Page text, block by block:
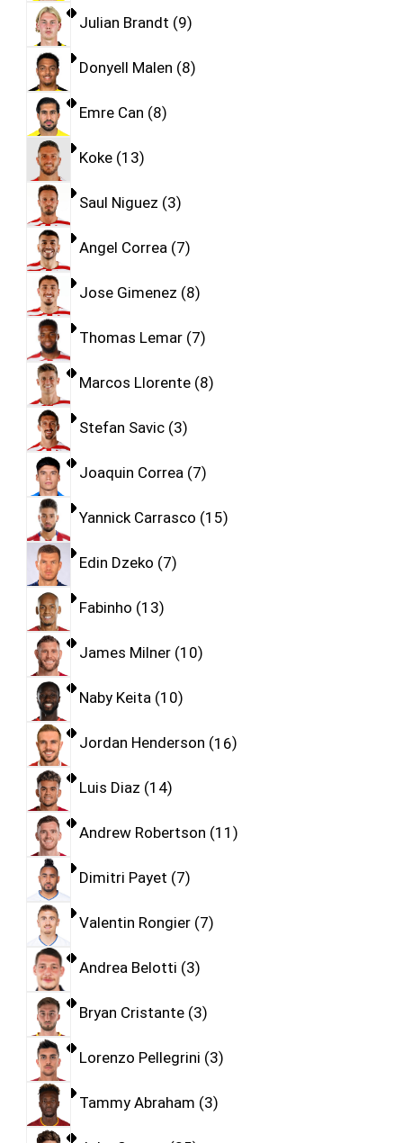
Julian Brandt 9
Donyell Malen 8
Emre Can 8
Koke 13
Saul Niguez 3
Angel Correa 7
Jose Gimenez 8
Thomas Lemar 7
Marcos Llorente 8
Stefan Savic 3
Joaquin Correa 7
Yannick Carrasco 15
Edin Dzeko 7
Fabinho 13
James Milner 10
Naby Keita 10
Jordan Henderson 16
Luis Diaz 14
Andrew Robertson 11
Dimitri Payet 7
Valentin Rongier 7
Andrea Belotti 3
Bryan Cristante 3
Lorenzo Pellegrini 3
Tammy Abraham 3